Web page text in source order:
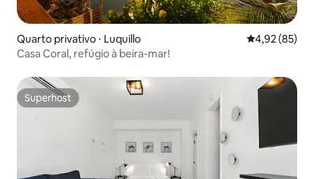
Quarto privativo ⋅ Luquillo 4,92 de uma
4,92 (85)
Casa Coral, refúgio à beira-mar!
Superhost
Superhost